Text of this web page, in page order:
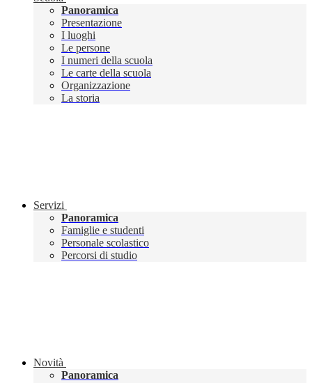
Panoramica
Presentazione
I luoghi
Le persone
I numeri della scuola
Le carte della scuola
Organizzazione
La storia
Servizi
Panoramica
Famiglie e studenti
Personale scolastico
Percorsi di studio
Novità
Panoramica